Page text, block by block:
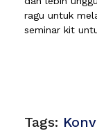
ragu untuk
seminar kit
Tags: